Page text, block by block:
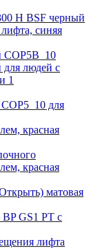
H BSF черный
синяя
COP5B_10
людей с
1
для
красная
красная
матовая
GS1 PT с
лифта